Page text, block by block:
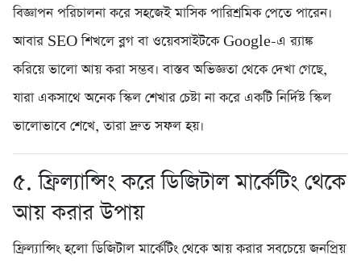
বিজ্ঞাপন পরিচালনা করে সহজেই মাসিক পারিশ্রমিক পেতে পারেন।
আবার SEO শিখলে ব্লগ বা ওয়েবসাইটকে Google-এ র‍্যাঙ্ক
করিয়ে ভালো আয় করা সম্ভব। বাস্তব অভিজ্ঞতা থেকে দেখা গেছে,
যারা একসাথে অনেক স্কিল শেখার চেষ্টা না করে একটি নির্দিষ্ট স্কিল
ভালোভাবে শেখে, তারা দ্রুত সফল হয়।
৫. ফ্রিল্যান্সিং করে ডিজিটাল মার্কেটিং থেকে
আয় করার উপায়
ফ্রিল্যান্সিং হলো ডিজিটাল মার্কেটিং থেকে আয় করার সবচেয়ে জনপ্রিয়